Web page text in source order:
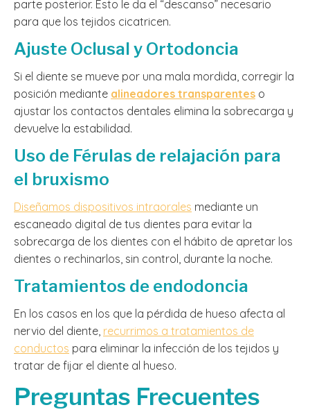
parte posterior. Esto le da el “descanso” necesario
para que los tejidos cicatricen.
Ajuste Oclusal y Ortodoncia
Si el diente se mueve por una mala mordida, corregir la
posición mediante alineadores transparentes o
ajustar los contactos dentales elimina la sobrecarga y
devuelve la estabilidad.
Uso de Férulas de relajación para
el bruxismo
Diseñamos dispositivos intraorales mediante un
escaneado digital de tus dientes para evitar la
sobrecarga de los dientes con el hábito de apretar los
dientes o rechinarlos, sin control, durante la noche.
Tratamientos de endodoncia
En los casos en los que la pérdida de hueso afecta al
nervio del diente, recurrimos a tratamientos de
conductos para eliminar la infección de los tejidos y
tratar de fijar el diente al hueso.
Preguntas Frecuentes